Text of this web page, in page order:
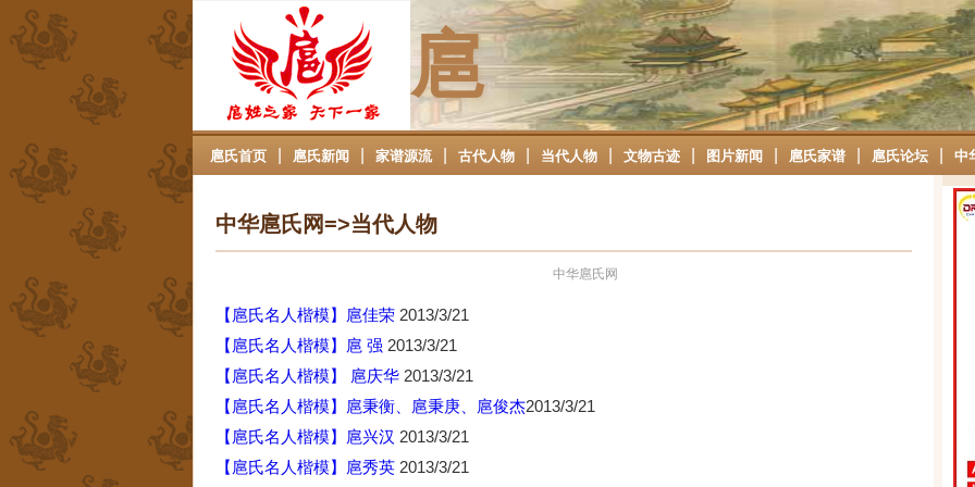
扈
扈氏首页 扈氏新闻 家谱源流 古代人物 当代人物 文物古迹 图片新闻 扈氏家谱 扈氏论坛 中
中华扈氏网=>当代人物
中华扈氏网
【扈氏名人楷模】扈佳荣 2013/3/21
【扈氏名人楷模】扈 强 2013/3/21
【扈氏名人楷模】 扈庆华 2013/3/21
【扈氏名人楷模】扈秉衡、扈秉庚、扈俊杰2013/3/21
【扈氏名人楷模】扈兴汉 2013/3/21
【扈氏名人楷模】扈秀英 2013/3/21